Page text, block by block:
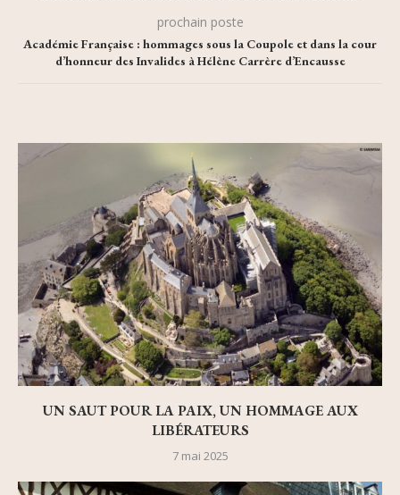
prochain poste
Académie Française : hommages sous la Coupole et dans la cour
d’honneur des Invalides à Hélène Carrère d’Encausse
UN SAUT POUR LA PAIX, UN HOMMAGE AUX
LIBÉRATEURS
7 mai 2025